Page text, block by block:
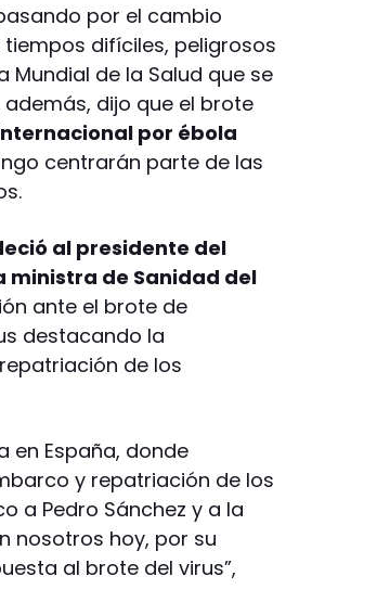
por el cambio
difíciles, peligrosos
Mundial de la Salud que se
dijo que el brote
por ébola
centrarán parte de las
al presidente del
ministra de Sanidad del
ante el brote de
destacando la
de los
en España, donde
y repatriación de los
a Pedro Sánchez y a la
nosotros hoy, por su
al brote del virus”,